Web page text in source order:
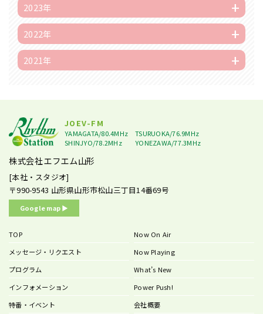
2023年
2022年
2021年
JOEV-FM
YAMAGATA/80.4MHz
TSURUOKA/76.9MHz
SHINJYO/78.2MHz
YONEZAWA/77.3MHz
株式会社エフエム山形
[本社・スタジオ]
〒990-9543 山形県山形市松山三丁目14番69号
Google map ▶︎
TOP
メッセージ・リクエスト
プログラム
インフォメーション
特番・イベント
Now On Air
Now Playing
What’s New
Power Push!
会社概要